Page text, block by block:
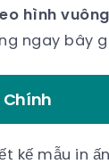
hình vuông
ngay bây
Chính
kế mẫu in